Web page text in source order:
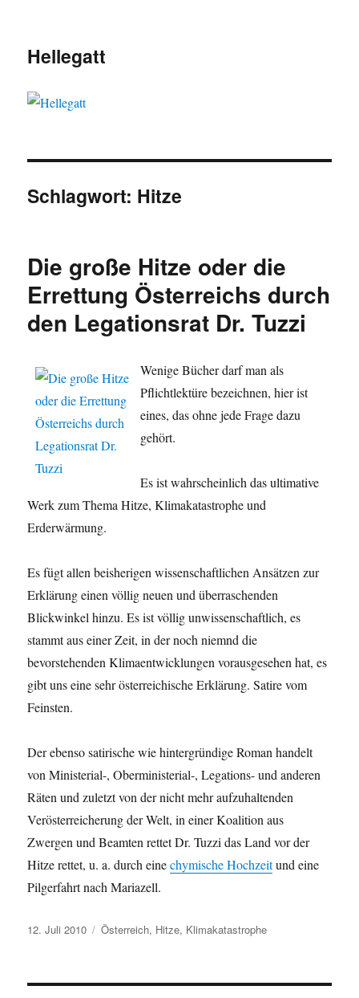
Hellegatt
Schlagwort: Hitze
Die große Hitze oder die
Errettung Österreichs durch
den Legationsrat Dr. Tuzzi
Wenige Bücher darf man als
Pflichtlektüre bezeichnen, hier ist
eines, das ohne jede Frage dazu
gehört.
Es ist wahrscheinlich das ultimative
Werk zum Thema Hitze, Klimakatastrophe und
Erderwärmung.
Es fügt allen beisherigen wissenschaftlichen Ansätzen zur
Erklärung einen völlig neuen und überraschenden
Blickwinkel hinzu. Es ist völlig unwissenschaftlich, es
stammt aus einer Zeit, in der noch niemnd die
bevorstehenden Klimaentwicklungen vorausgesehen hat, es
gibt uns eine sehr österreichische Erklärung. Satire vom
Feinsten.
Der ebenso satirische wie hintergründige Roman handelt
von Ministerial-, Oberministerial-, Legations- und anderen
Räten und zuletzt von der nicht mehr aufzuhaltenden
Verösterreicherung der Welt, in einer Koalition aus
Zwergen und Beamten rettet Dr. Tuzzi das Land vor der
Hitze rettet, u. a. durch einechymische Hochzeitund eine
Pilgerfahrt nach Mariazell.
Veröffentlicht
12. Juli 2010 Schlagwörter
Österreich, Hitze, Klimakatastrophe